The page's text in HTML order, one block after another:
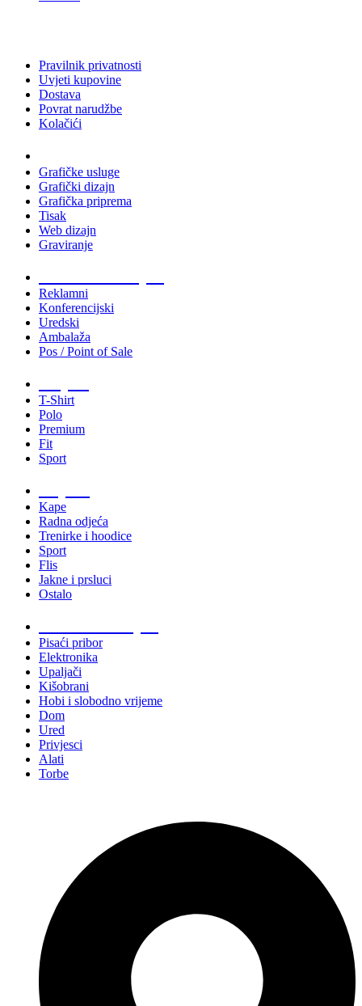
Pravilnik privatnosti
Uvjeti kupovine
Dostava
Povrat narudžbe
Kolačići
Grafičke usluge
Grafički dizajn
Grafička priprema
Tisak
Web dizajn
Graviranje
Reklamni
Konferencijski
Uredski
Ambalaža
Pos / Point of Sale
T-Shirt
Polo
Premium
Fit
Sport
Kape
Radna odjeća
Trenirke i hoodice
Sport
Flis
Jakne i prsluci
Ostalo
Pisaći pribor
Elektronika
Upaljači
Kišobrani
Hobi i slobodno vrijeme
Dom
Ured
Privjesci
Alati
Torbe